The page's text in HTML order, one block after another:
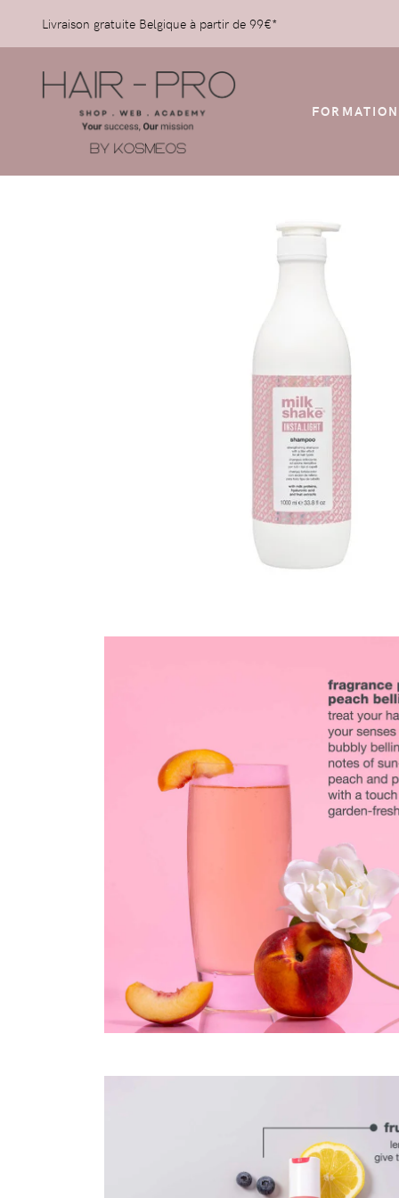
Livraison gratuite Belgique à partir de 99€*